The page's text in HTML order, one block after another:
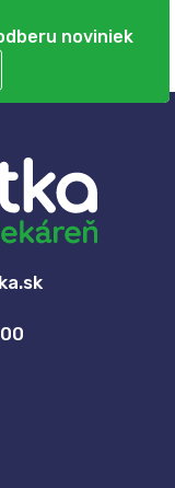
noviniek